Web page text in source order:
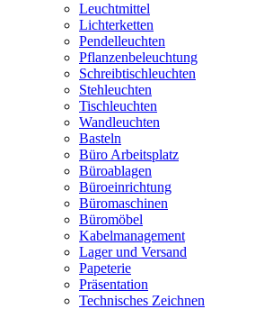
Leuchtmittel
Lichterketten
Pendelleuchten
Pflanzenbeleuchtung
Schreibtischleuchten
Stehleuchten
Tischleuchten
Wandleuchten
Basteln
Büro Arbeitsplatz
Büroablagen
Büroeinrichtung
Büromaschinen
Büromöbel
Kabelmanagement
Lager und Versand
Papeterie
Präsentation
Technisches Zeichnen